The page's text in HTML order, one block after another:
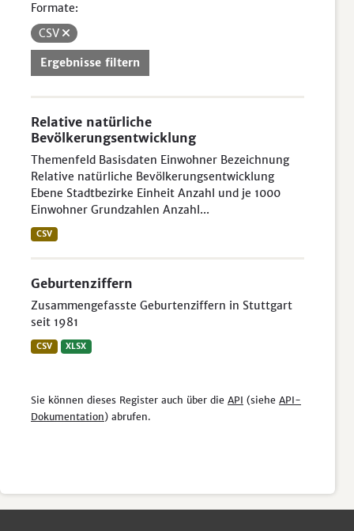
Formate:
CSV
Ergebnisse filtern
Relative natürliche
Bevölkerungsentwicklung
Themenfeld Basisdaten Einwohner Bezeichnung
Relative natürliche Bevölkerungsentwicklung
Ebene Stadtbezirke Einheit Anzahl und je 1000
Einwohner Grundzahlen Anzahl...
CSV
Geburtenziffern
Zusammengefasste Geburtenziffern in Stuttgart
seit 1981
CSV XLSX
Sie können dieses Register auch über die API (siehe API-
Dokumentation) abrufen.